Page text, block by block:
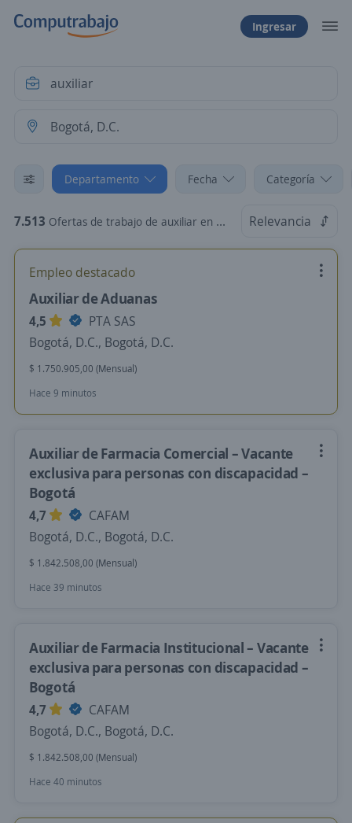
Ingresar
Departamento Fecha Categoría
7.513 Ofertas de trabajo de auxiliar en Bogotá, D.C. Relevancia
Empleo destacado
Auxiliar de Aduanas
4,5
PTA SAS
Bogotá, D.C., Bogotá, D.C.
$ 1.750.905,00 (Mensual)
Hace 9 minutos
Auxiliar de Farmacia Comercial – Vacante
exclusiva para personas con discapacidad –
Bogotá
4,7
CAFAM
Bogotá, D.C., Bogotá, D.C.
$ 1.842.508,00 (Mensual)
Hace 39 minutos
Auxiliar de Farmacia Institucional – Vacante
exclusiva para personas con discapacidad –
Bogotá
4,7
CAFAM
Bogotá, D.C., Bogotá, D.C.
$ 1.842.508,00 (Mensual)
Hace 40 minutos